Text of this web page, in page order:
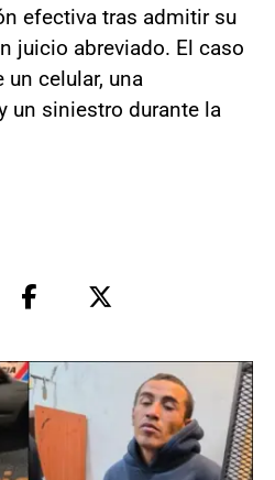
efectiva tras admitir su
juicio abreviado. El caso
un celular, una
un siniestro durante la